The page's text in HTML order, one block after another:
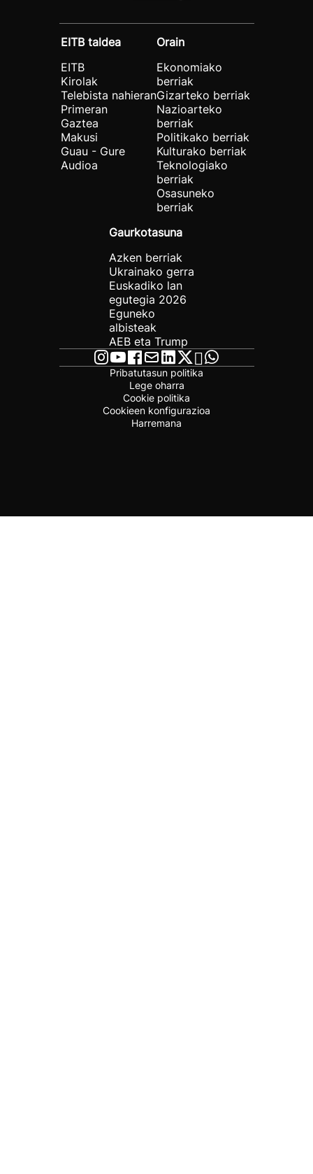
EITB taldea
EITB
Kirolak
Telebista nahieran
Primeran
Gaztea
Makusi
Guau - Gure
Audioa
Orain
Ekonomiako
berriak
Gizarteko berriak
Nazioarteko
berriak
Politikako berriak
Kulturako berriak
Teknologiako
berriak
Osasuneko
berriak
Gaurkotasuna
Azken berriak
Ukrainako gerra
Euskadiko lan
egutegia 2026
Eguneko
albisteak
AEB eta Trump
Pribatutasun politika
Lege oharra
Cookie politika
Cookieen konfigurazioa
Harremana